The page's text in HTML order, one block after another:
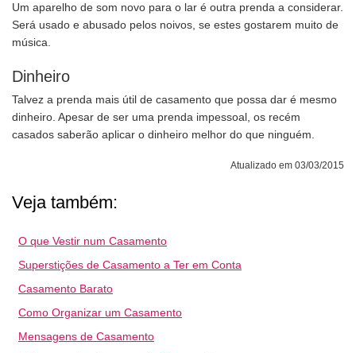
Um aparelho de som novo para o lar é outra prenda a considerar.
Será usado e abusado pelos noivos, se estes gostarem muito de
música.
Dinheiro
Talvez a prenda mais útil de casamento que possa dar é mesmo
dinheiro. Apesar de ser uma prenda impessoal, os recém
casados saberão aplicar o dinheiro melhor do que ninguém.
Atualizado em 03/03/2015
Veja também:
O que Vestir num Casamento
Superstições de Casamento a Ter em Conta
Casamento Barato
Como Organizar um Casamento
Mensagens de Casamento